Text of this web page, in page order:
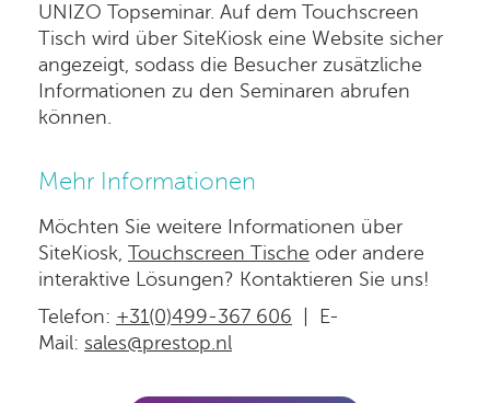
UNIZO Topseminar. Auf dem Touchscreen
Tisch wird über SiteKiosk eine Website sicher
angezeigt, sodass die Besucher zusätzliche
Informationen zu den Seminaren abrufen
können.
Mehr Informationen
Möchten Sie weitere Informationen über
SiteKiosk, Touchscreen Tische oder andere
interaktive Lösungen? Kontaktieren Sie uns!
Telefon: +31(0)499-367 606 | E-
Mail: sales@prestop.nl